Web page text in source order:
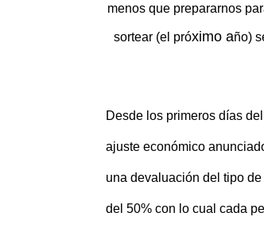
menos que prepararnos
sortear (el próximo año)
Desde los primeros días
ajuste económico
una devaluación del tipo
del 50% con lo cual cada